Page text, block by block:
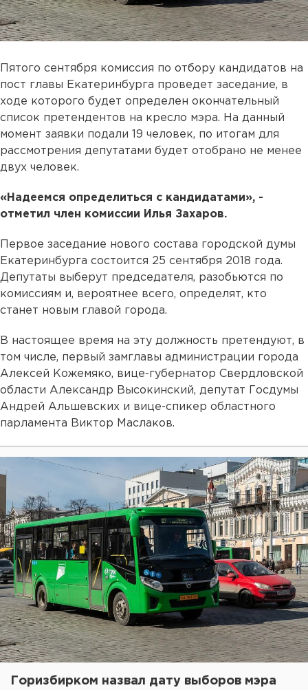
Пятого сентября комиссия по отбору кандидатов на
пост главы Екатеринбурга проведет заседание, в
ходе которого будет определен окончательный
список претендентов на кресло мэра. На данный
момент заявки подали 19 человек, по итогам для
рассмотрения депутатами будет отобрано не менее
двух человек.
«Надеемся определиться с кандидатами», -
отметил член комиссии Илья Захаров.
Первое заседание нового состава городской думы
Екатеринбурга состоится 25 сентября 2018 года.
Депутаты выберут председателя, разобьются по
комиссиям и, вероятнее всего, определят, кто
станет новым главой города.
В настоящее время на эту должность претендуют, в
том числе, первый замглавы администрации города
Алексей Кожемяко, вице-губернатор Свердловской
области Александр Высокинский, депутат Госдумы
Андрей Альшевских и вице-спикер областного
парламента Виктор Маслаков.
Горизбирком назвал дату выборов мэра